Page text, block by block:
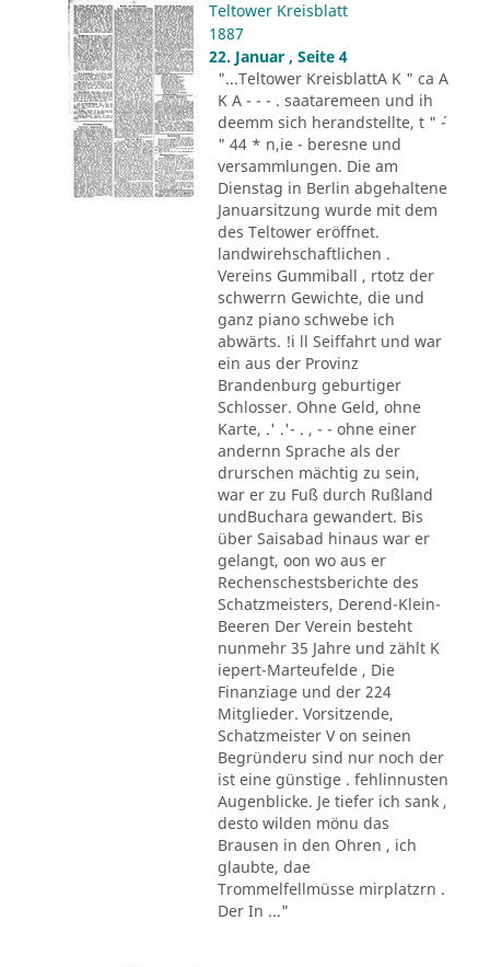
Teltower Kreisblatt
1887
22. Januar , Seite 4
"...Teltower KreisblattA K " ca A
K A - - - . saataremeen und ih
deemm sich herandstellte, t " ´-
" 44 * n,ie - beresne und
versammlungen. Die am
Dienstag in Berlin abgehaltene
Januarsitzung wurde mit dem
des Teltower eröffnet.
landwirehschaftlichen .
Vereins Gummiball , rtotz der
schwerrn Gewichte, die und
ganz piano schwebe ich
abwärts. !i ll Seiffahrt und war
ein aus der Provinz
Brandenburg geburtiger
Schlosser. Ohne Geld, ohne
Karte, .' .'- . , - - ohne einer
andernn Sprache als der
drurschen mächtig zu sein,
war er zu Fuß durch Rußland
undBuchara gewandert. Bis
über Saisabad hinaus war er
gelangt, oon wo aus er
Rechenschestsberichte des
Schatzmeisters, Derend-Klein-
Beeren Der Verein besteht
nunmehr 35 Jahre und zählt K
iepert-Marteufelde , Die
Finanziage und der 224
Mitglieder. Vorsitzende,
Schatzmeister V on seinen
Begründeru sind nur noch der
ist eine günstige . fehlinnusten
Augenblicke. Je tiefer ich sank ,
desto wilden mönu das
Brausen in den Ohren , ich
glaubte, dae
Trommelfellmüsse mirplatzrn .
Der In ..."